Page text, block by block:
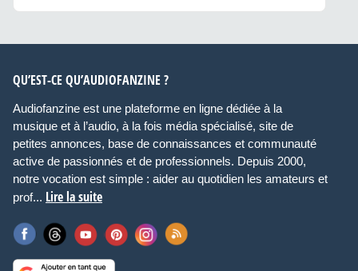
QU’EST-CE QU’AUDIOFANZINE ?
Audiofanzine est une plateforme en ligne dédiée à la
musique et à l’audio, à la fois média spécialisé, site de
petites annonces, base de connaissances et communauté
active de passionnés et de professionnels. Depuis 2000,
notre vocation est simple : aider au quotidien les amateurs et
prof... Lire la suite